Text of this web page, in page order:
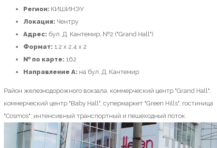
Регион: КИШИНЭУ
Локация: Чентру
Адрес: бул. Д. Кантемир, №2 ("Grand Hall")
Формат: 1.2 x 2.4 x 2
№ по карте: 162
Направление A: на бул. Д. Кантемир
Район железнодорожного вокзала, коммерческий центр "Grand Hall",
коммерческий центр "Baby Hall", супермаркет "Green Hills", гостиница
"Cosmos"; интенсивный транспортный и пешеходный поток.